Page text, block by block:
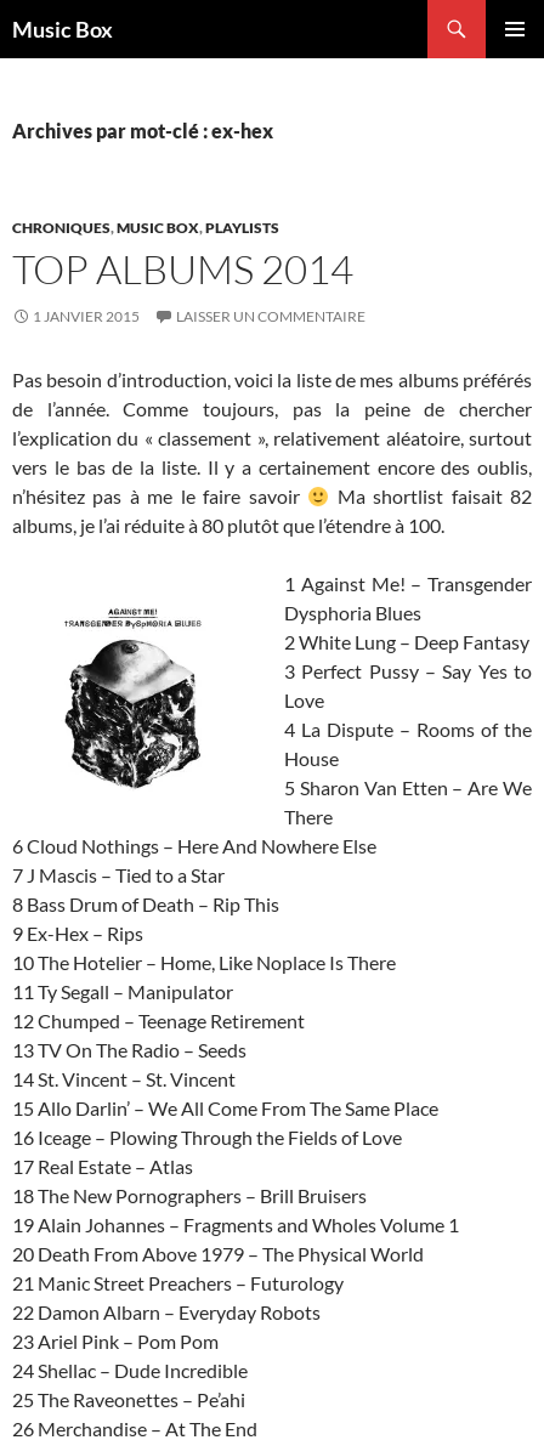
auMusic Box
Archives par mot-clé : ex-hex
CHRONIQUES,MUSIC BOX,PLAYLISTS
TOP ALBUMS 2014
1 JANVIER 2015 LAISSER UN COMMENTAIRE
Pas besoin d’introduction, voici la liste de mes albums préférés
de l’année. Comme toujours, pas la peine de chercher
l’explication du « classement », relativement aléatoire, surtout
vers le bas de la liste. Il y a certainement encore des oublis,
n’hésitez pas à me le faire savoir
Ma shortlist faisait 82
albums, je l’ai réduite à 80 plutôt que l’étendre à 100.
1 Against Me! – Transgender
Dysphoria Blues
2 White Lung – Deep Fantasy
3 Perfect Pussy – Say Yes to
Love
4 La Dispute – Rooms of the
House
5 Sharon Van Etten – Are We
There
6 Cloud Nothings – Here And Nowhere Else
7 J Mascis – Tied to a Star
8 Bass Drum of Death – Rip This
9 Ex-Hex – Rips
10 The Hotelier – Home, Like Noplace Is There
11 Ty Segall – Manipulator
12 Chumped – Teenage Retirement
13 TV On The Radio – Seeds
14 St. Vincent – St. Vincent
15 Allo Darlin’ – We All Come From The Same Place
16 Iceage – Plowing Through the Fields of Love
17 Real Estate – Atlas
18 The New Pornographers – Brill Bruisers
19 Alain Johannes – Fragments and Wholes Volume 1
20 Death From Above 1979 – The Physical World
21 Manic Street Preachers – Futurology
22 Damon Albarn – Everyday Robots
23 Ariel Pink – Pom Pom
24 Shellac – Dude Incredible
25 The Raveonettes – Pe’ahi
26 Merchandise – At The End